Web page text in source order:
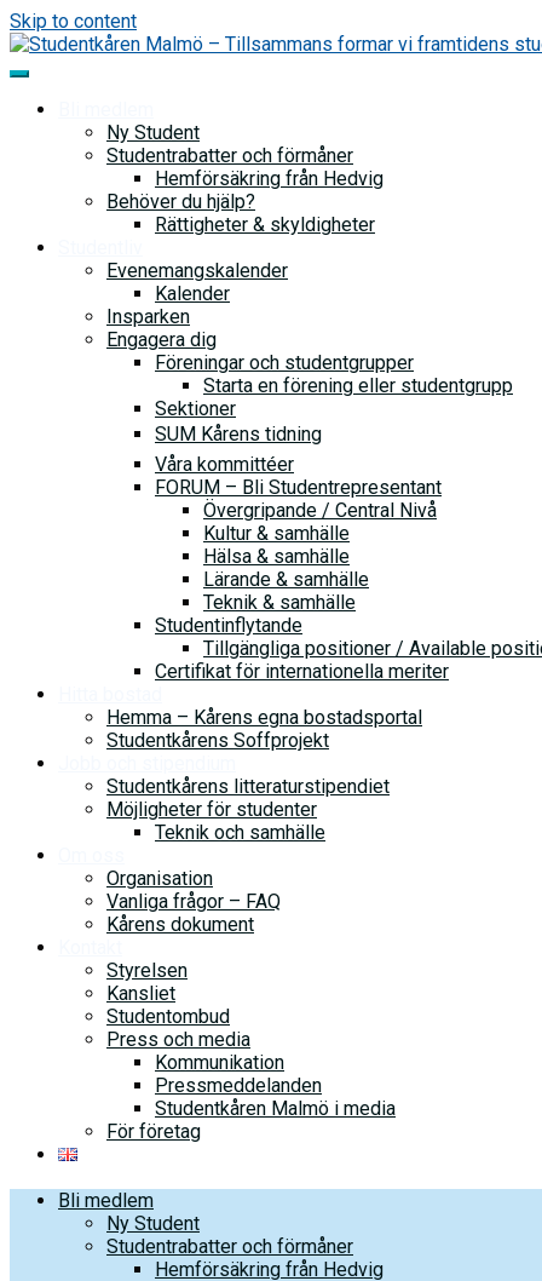
Skip to content
Ny Student
Studentrabatter och förmåner
Hemförsäkring från Hedvig
Behöver du hjälp?
Rättigheter & skyldigheter
Evenemangskalender
Kalender
Insparken
Engagera dig
Föreningar och studentgrupper
Starta en förening eller studentgrupp
Sektioner
SUM Kårens tidning
Våra kommittéer
FORUM – Bli Studentrepresentant
Övergripande / Central Nivå
Kultur & samhälle
Hälsa & samhälle
Lärande & samhälle
Teknik & samhälle
Studentinflytande
Tillgängliga positioner / Available
Certifikat för internationella meriter
Hemma – Kårens egna bostadsportal
Studentkårens Soffprojekt
Studentkårens litteraturstipendiet
Möjligheter för studenter
Teknik och samhälle
Organisation
Vanliga frågor – FAQ
Kårens dokument
Styrelsen
Kansliet
Studentombud
Press och media
Kommunikation
Pressmeddelanden
Studentkåren Malmö i media
För företag
Bli medlem
Ny Student
Studentrabatter och förmåner
Hemförsäkring från Hedvig